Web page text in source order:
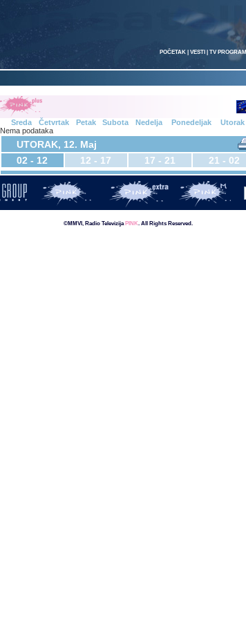
POČETAK| VESTI TV PROGRAM
Sreda Četvrtak Petak Subota Nedelja Ponedeljak
Utorak
Nema podataka
UTORAK, 12. Maj
02 - 12
12 - 17 17 - 21 21 - 02
©MMVI, Radio Televizija PINK. All Rights Reserved.